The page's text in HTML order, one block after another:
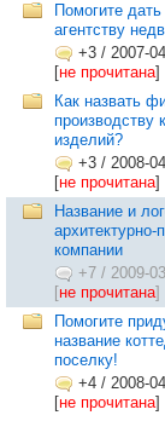
Помогите
агентству
+3 / 2007-
[не прочитана]
Как назвать
производству
изделий?
+3 / 2008-
[не прочитана]
Название и
архитектурно-
компании
+7 / 2009-
[не прочитана]
Помогите
название
поселку!
+4 / 2008-
[не прочитана]